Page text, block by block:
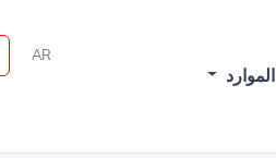
الموارد